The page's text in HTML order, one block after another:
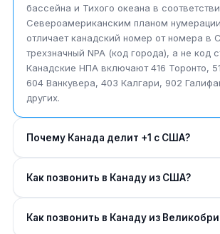
бассейна и Тихого океана в
Североамериканским планом нумерации
отличает канадский номер от номера в
трехзначный NPA (код города), а не код
Канадские НПА включают 416 Торонто,
604 Ванкувера, 403 Калгари, 902
других.
Почему Канада делит +1 с США?
Североамериканский план нумерации
году, когда AT&T + Bell Labs создали
членом-учредителем NANP. Общий код
Как позвонить в Канаду из США?
наберите 10-значный канадский номер,
Как позвонить в Канаду из